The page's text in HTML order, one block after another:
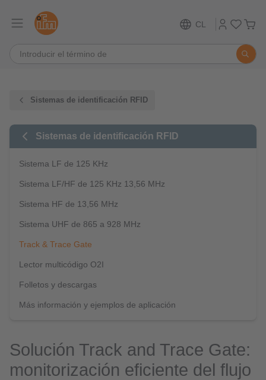
CL
Sistemas de identificación RFID
Sistemas de identificación RFID
Sistema LF de 125 KHz
Sistema LF/HF de 125 KHz 13,56 MHz
Sistema HF de 13,56 MHz
Sistema UHF de 865 a 928 MHz
Track & Trace Gate
Lector multicódigo O2I
Folletos y descargas
Más información y ejemplos de aplicación
Solución Track and Trace Gate:
monitorización eficiente del flujo